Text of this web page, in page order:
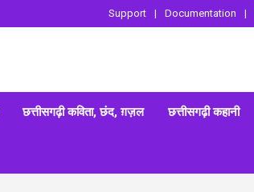
Support Documentation
छत्तीसगढ़ी कविता, छंद, ग़ज़ल छत्तीसगढ़ी कहानी